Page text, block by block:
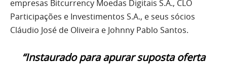
empresas Bitcurrency Moedas Digitais S.A., CLO
Participações e Investimentos S.A., e seus sócios
Cláudio José de Oliveira e Johnny Pablo Santos.
“Instaurado para apurar suposta oferta